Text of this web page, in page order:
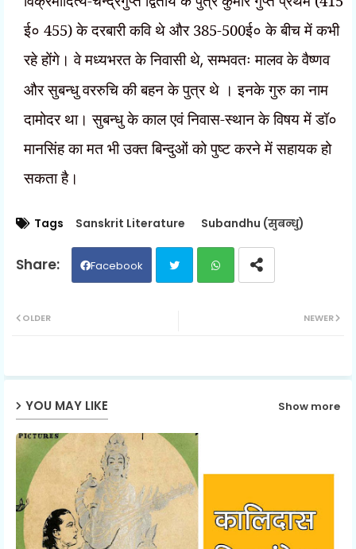
ई० 455) के दरबारी कवि थे और 385-500ई० के बीच में कभी
रहे होंगे। वे मध्यभरत के निवासी थे,सम्भवतः मालव के वैष्णव
और सुबन्धु वररुचि की बहन के पुत्र थे । इनके गुरु का नाम
दामोदर था। सुबन्धु के काल एवं निवास-स्थान के विषय में डॉ०
मानसिंह का मत भी उक्त बिन्दुओं को पुष्ट करने में सहायक हो
सकता है।
Tags Sanskrit Literature Subandhu (सुबन्धु)
Facebook
ap
NEWER
OLDER
YOU MAY LIKE Show more